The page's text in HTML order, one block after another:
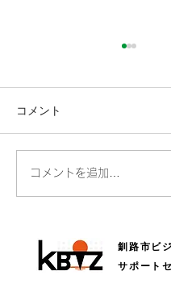
全国Bizネットワー
いて毎日新聞に掲
コメント
コメントを追加…
釧路市ビ
サポート